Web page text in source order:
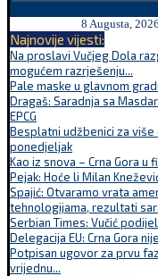
8 Augusta, 2026
Najnovije vijesti:
Na proslavi Vučjeg Dola
mogućem razrješenju...
Pale maske u glavnom
Dragaš: Saradnja sa
EPCG
Besplatni udžbenici za više
ponedjeljak
Kao iz snova – Crna Gora
Pejak: Hoće li Milan
Spajić: Otvaramo vrata
tehnologijama, rezultati
Serbian Times: Vučić
Delegacija EU: Crna Gora
Potpisan ugovor za prvu
vrijednu...